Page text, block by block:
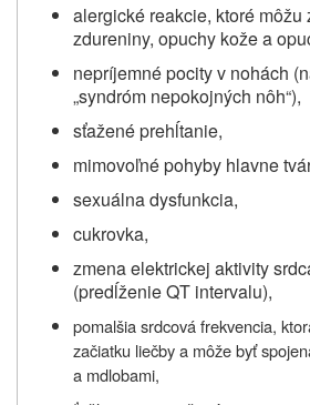
alergické reakcie, ktoré môžu
zdureniny, opuchy kože a
nepríjemné pocity v nohách
„syndróm nepokojných nôh“),
sťažené prehĺtanie,
mimovoľné pohyby hlavne
sexuálna dysfunkcia,
cukrovka,
zmena elektrickej aktivity
(predĺženie QT intervalu),
pomalšia srdcová frekvencia,
začiatku liečbya môže byť
a mdlobami,